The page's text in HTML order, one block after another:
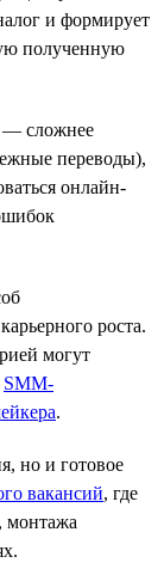
и формирует
полученную
— сложнее
переводы),
онлайн-
роста.
могут
SMM-
.
но и готовое
вакансий, где
монтажа